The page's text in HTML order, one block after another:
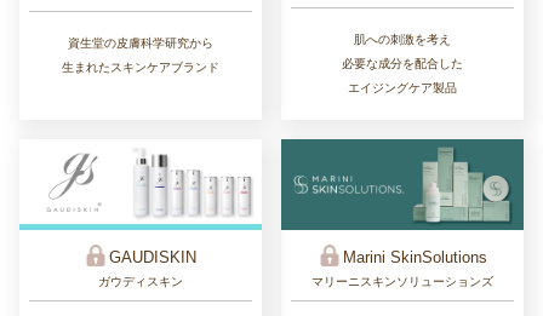
資生堂の皮膚科学研究から
生まれたスキンケアブランド
肌への刺激を考え
必要な成分を配合した
エイジングケア製品
GAUDISKIN
ガウディスキン
Marini SkinSolutions
マリーニスキンソリューションズ